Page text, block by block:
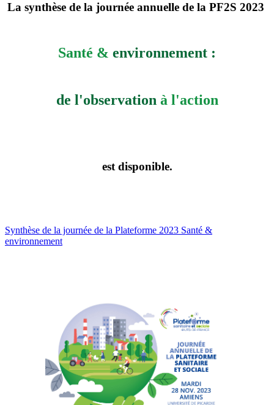
La synthèse de la journée annuelle de la PF2S 2023
Santé & environnement :
de l'observation à l'action
est disponible.
Synthèse de la journée de la Plateforme 2023 Santé &
environnement